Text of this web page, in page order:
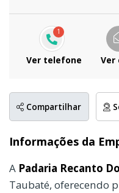
1
Ver telefone Ver
Compartilhar
Informações da
A Padaria Recanto
Taubaté, oferecendo